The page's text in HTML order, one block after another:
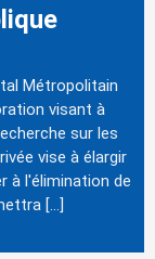
Métropolitain
visant à
sur les
vise à élargir
à l'élimination de
[…]